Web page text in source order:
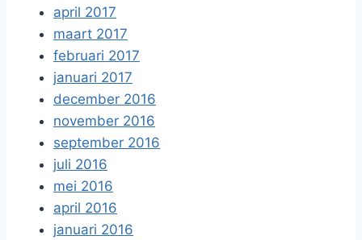
april 2017
maart 2017
februari 2017
januari 2017
december 2016
november 2016
september 2016
juli 2016
mei 2016
april 2016
januari 2016